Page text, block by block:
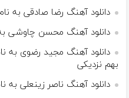
دانلود آهنگ رضا صادقی به
دانلود آهنگ محسن چاوشی
دانلود آهنگ مجید رضوی به
بهم نزدیکی
دانلود آهنگ ناصر زینعلی